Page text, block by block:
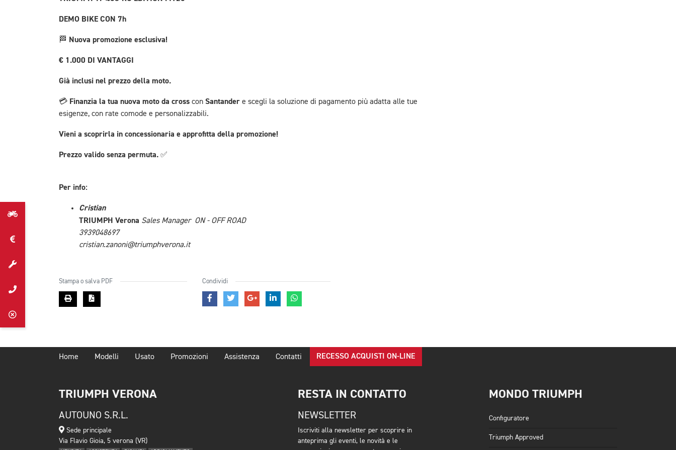
DEMO BIKE CON 7h
🏁 Nuova promozione esclusiva!
€ 1.000 DI VANTAGGI
Già inclusi nel prezzo della moto.
💳 Finanzia la tua nuova moto da cross con Santander e scegli la soluzione di pagamento più adatta alle tue
esigenze, con rate comode e personalizzabili.
Vieni a scoprirla in concessionaria e approfitta della promozione!
Prezzo valido senza permuta. ✅
Per info:
Cristian
TRIUMPH Verona Sales Manager ON - OFF ROAD
3939048697
cristian.zanoni@triumphverona.it
Stampa o salva PDF Condividi
Home Modelli Usato Promozioni Assistenza Contatti RECESSO ACQUISTI ON-LINE
TRIUMPH VERONA
AUTOUNO S.R.L.
Sede principale
Via Flavio Gioia, 5 verona (VR)
RESTA IN CONTATTO
NEWSLETTER
Iscriviti alla newsletter per scoprire in
anteprima gli eventi, le novità e le
MONDO TRIUMPH
Configuratore
Triumph Approved